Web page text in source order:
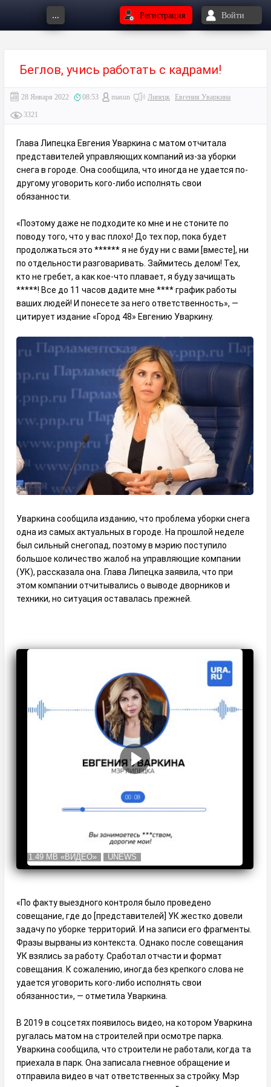
... Регистрация Войти
Беглов, учись работать с кадрами!
28 Января 2022 08:53 masun Липецк Евгения Уваркина
3321
Глава Липецка Евгения Уваркина с матом отчитала
представителей управляющих компаний из-за уборки
снега в городе. Она сообщила, что иногда не удается по-
другому уговорить кого-либо исполнять свои
обязанности.
«Поэтому даже не подходите ко мне и не стоните по
поводу того, что у вас плохо! До тех пор, пока будет
продолжаться это ****** я не буду ни с вами [вместе], ни
по отдельности разговаривать. Займитесь делом! Тех,
кто не гребет, а как кое-что плавает, я буду зачищать
*****! Все до 11 часов дадите мне **** график работы
ваших людей! И понесете за него ответственность», —
цитирует издание «Город 48» Евгению Уваркину.
Уваркина сообщила изданию, что проблема уборки снега
одна из самых актуальных в городе. На прошлой неделе
был сильный снегопад, поэтому в мэрию поступило
большое количество жалоб на управляющие компании
(УК), рассказала она. Глава Липецка заявила, что при
этом компании отчитывались о выводе дворников и
техники, но ситуация оставалась прежней.
1.49 MB «ВИДЕО» UNEWS
«По факту выездного контроля было проведено
совещание, где до [представителей] УК жестко довели
задачу по уборке территорий. И на записи его фрагменты.
Фразы вырваны из контекста. Однако после совещания
УК взялись за работу. Сработал отчасти и формат
совещания. К сожалению, иногда без крепкого слова не
удается уговорить кого-либо исполнять свои
обязанности», — отметила Уваркина.
В 2019 в соцсетях появилось видео, на котором Уваркина
ругалась матом на строителей при осмотре парка.
Уваркина сообщила, что строители не работали, когда та
приехала в парк. Она записала гневное обращение и
отправила видео в чат ответственных за стройку. Мэр